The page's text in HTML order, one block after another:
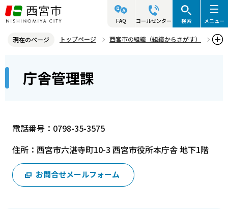
こ
の
ジ
先
FAQ コールセンター 検索 メニュー
現在のページ トップページ
西宮市の組織（組織からさがす）
こ
庁舎管理課
電話番号：0798-35-3575
住所：西宮市六湛寺町10-3 西宮市役所本庁舎 地下1階
お問合せメールフォーム